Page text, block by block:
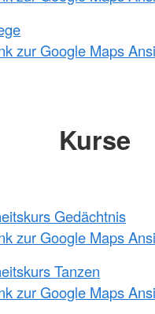
zur Google Maps
Kurse
Gedächtnis
zur Google Maps
Tanzen
zur Google Maps